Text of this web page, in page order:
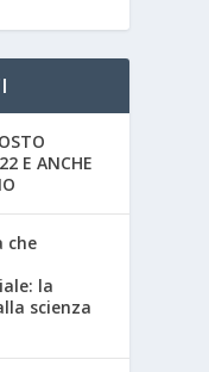
E ANCHE
che
la
scienza